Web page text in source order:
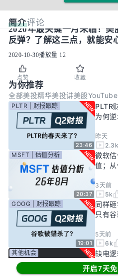
简介评论
2020年最关键一月来临！
反弹？了解这三点，就能安
2020-10-30播放量 12
点赞 收藏
为你推荐
全部美投精华美投讲美股YouTube
23:46
PLTR | 财报跟踪
PLTR
为何
昨天
2.3k
20:37
MSFT | 估值分析
微软
值；从
3天前
5k
19:01
GOOG | 财报跟踪
同样
只有
5天前
6k
其他机会
缺电
新基
会？
开启7天